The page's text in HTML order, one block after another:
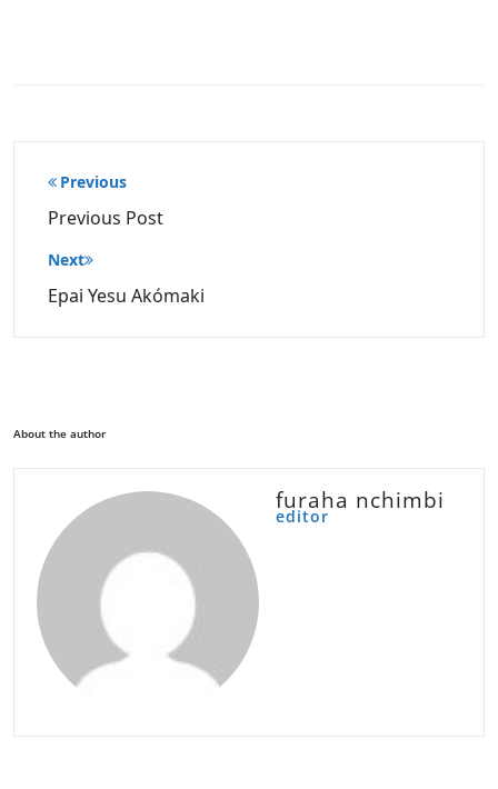
Post
navigation
Previous
Previous Post
Next
Epai Yesu Akómaki
About the author
furaha nchimbi
editor